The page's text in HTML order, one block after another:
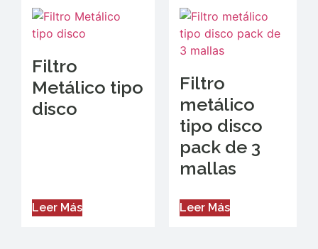
Filtro
Metálico tipo
disco
Leer Más
Filtro
metálico
tipo disco
pack de 3
mallas
Leer Más